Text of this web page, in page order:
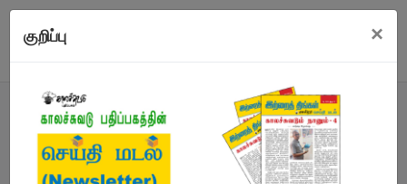
குறிப்பு ×
வகைமைகள்